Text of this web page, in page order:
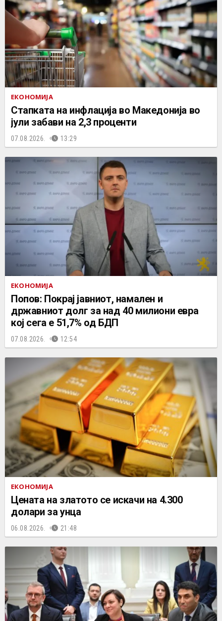
ЕКОНОМИЈА
Стапката на инфлација во Македонија во
јули забави на 2,3 проценти
07.08.2026. 13:29
ЕКОНОМИЈА
Попов: Покрај јавниот, намален и
државниот долг за над 40 милиони евра
кој сега е 51,7% од БДП
07.08.2026. 12:54
ЕКОНОМИЈА
Цената на златото се искачи на 4.300
долари за унца
06.08.2026. 21:48